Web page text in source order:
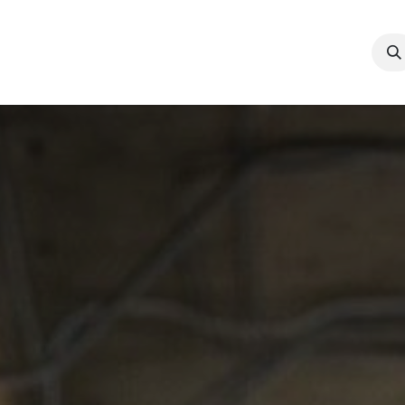
Gestion documentaire: Pmb-omeka-s